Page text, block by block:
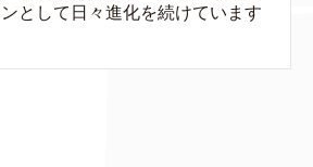
ンとして日々進化を続けています